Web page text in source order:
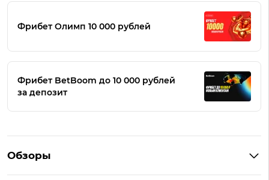
Фрибет Олимп 10 000 рублей
Фрибет BetBoom до 10 000 рублей
за депозит
Обзоры